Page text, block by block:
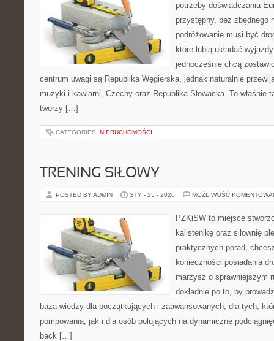
potrzeby doświadczania
przystępny, bez zbędnego
podróżowanie musi być
które lubią układać
jednocześnie chcą
centrum uwagi są Republika Węgierska, jednak naturalnie
muzyki i kawiarni, Czechy oraz Republika Słowacka. To właśnie
tworzy […]
CATEGORIES: NIERUCHOMOŚCI
TRENING SIŁOWY
POSTED BY ADMIN STY - 25 - 2026 MOŻLIWOŚĆ
PZKiSW to miejsce
kalistenikę oraz siłownię
praktycznych porad,
konieczności posiadania
marzysz o sprawniejszym
dokładnie po to, by
baza wiedzy dla początkujących i zaawansowanych, dla tych,
pompowania, jak i dla osób polujących na dynamiczne
back […]